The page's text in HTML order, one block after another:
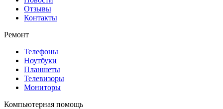
Отзывы
Контакты
Ремонт
Телефоны
Ноутбуки
Планшеты
Телевизоры
Мониторы
Компьютерная помощь